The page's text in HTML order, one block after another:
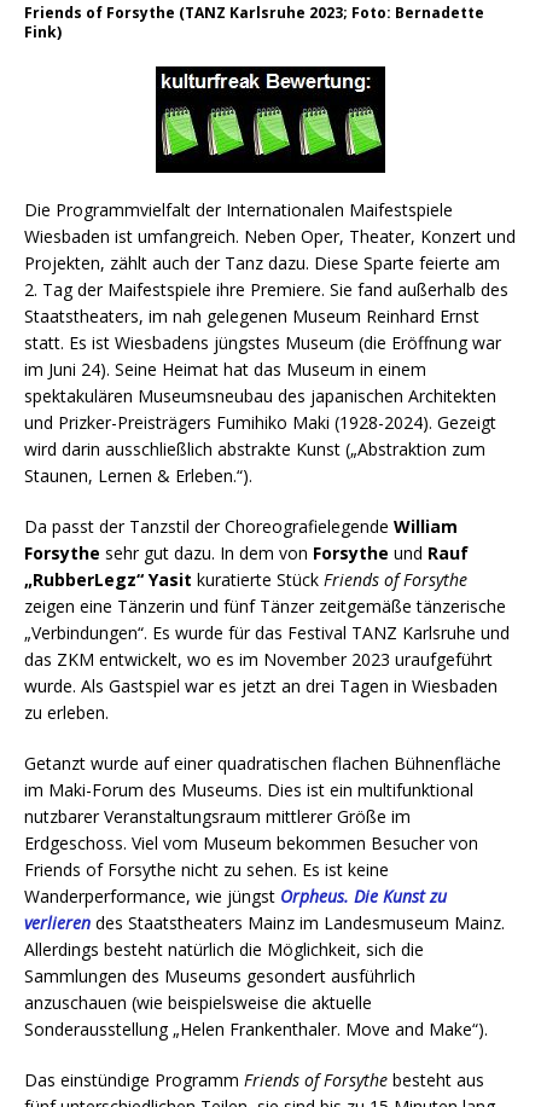
Friends of Forsythe (TANZ Karlsruhe 2023; Foto: Bernadette
Fink)
Die Programmvielfalt der Internationalen Maifestspiele
Wiesbaden ist umfangreich. Neben Oper, Theater, Konzert und
Projekten, zählt auch der Tanz dazu. Diese Sparte feierte am
2. Tag der Maifestspiele ihre Premiere. Sie fand außerhalb des
Staatstheaters, im nah gelegenen Museum Reinhard Ernst
statt. Es ist Wiesbadens jüngstes Museum (die Eröffnung war
im Juni 24). Seine Heimat hat das Museum in einem
spektakulären Museumsneubau des japanischen Architekten
und Prizker-Preisträgers Fumihiko Maki (1928-2024). Gezeigt
wird darin ausschließlich abstrakte Kunst („Abstraktion zum
Staunen, Lernen & Erleben.“).
Da passt der Tanzstil der Choreografielegende William
Forsythe sehr gut dazu. In dem von Forsythe und Rauf
„RubberLegz“ Yasit kuratierte Stück Friends of Forsythe
zeigen eine Tänzerin und fünf Tänzer zeitgemäße tänzerische
„Verbindungen“. Es wurde für das Festival TANZ Karlsruhe und
das ZKM entwickelt, wo es im November 2023 uraufgeführt
wurde. Als Gastspiel war es jetzt an drei Tagen in Wiesbaden
zu erleben.
Getanzt wurde auf einer quadratischen flachen Bühnenfläche
im Maki-Forum des Museums. Dies ist ein multifunktional
nutzbarer Veranstaltungsraum mittlerer Größe im
Erdgeschoss. Viel vom Museum bekommen Besucher von
Friends of Forsythe nicht zu sehen. Es ist keine
Wanderperformance, wie jüngst Orpheus. Die Kunst zu
verlieren des Staatstheaters Mainz im Landesmuseum Mainz.
Allerdings besteht natürlich die Möglichkeit, sich die
Sammlungen des Museums gesondert ausführlich
anzuschauen (wie beispielsweise die aktuelle
Sonderausstellung „Helen Frankenthaler. Move and Make“).
Das einstündige Programm Friends of Forsythe besteht aus